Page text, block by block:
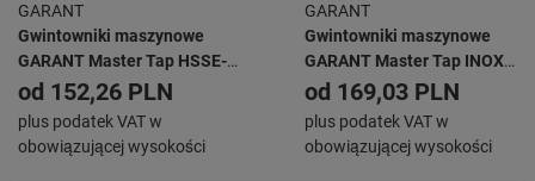
GARANT
Gwintowniki maszynowe
GARANT Master Tap HSSE-
PM, kształt C AlTiX
od 152,26 PLN
plus podatek VAT w
obowiązującej wysokości
GARANT
Gwintowniki maszynowe
GARANT Master Tap INOX
HSSE-PM kształt C 6HX
TiAlN
od 169,03 PLN
plus podatek VAT w
obowiązującej wysokości